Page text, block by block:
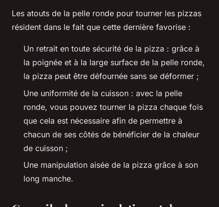
Les atouts de la pelle ronde pour tourner les pizzas
résident dans le fait que cette dernière favorise :
Un retrait en toute sécurité de la pizza : grâce à
la poignée et à la large surface de la pelle ronde,
la pizza peut être défournée sans se déformer ;
Une uniformité de la cuisson : avec la pelle
ronde, vous pouvez tourner la pizza chaque fois
que cela est nécessaire afin de permettre à
chacun de ses côtés de bénéficier de la chaleur
de cuisson ;
Une manipulation aisée de la pizza grâce à son
long manche.